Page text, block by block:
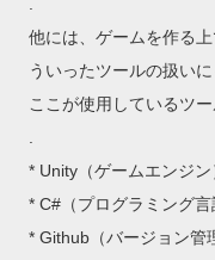
他には、ゲームを作る
ういったツールの扱い
ここが使用しているツ
* Unity（ゲームエンジン
* C#（プログラミング言
* Github（バージョン管